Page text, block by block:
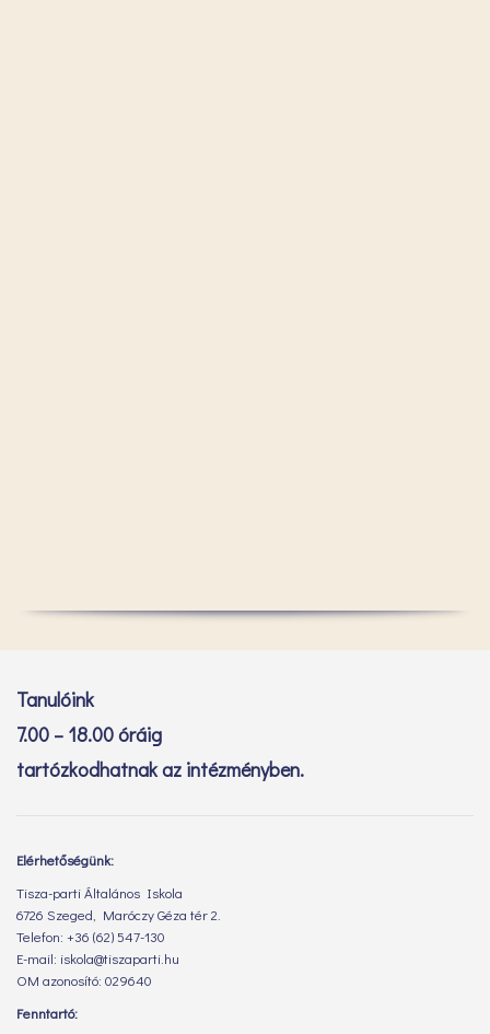
Tanulóink
7.00 – 18.00 óráig
tartózkodhatnak az intézményben.
Elérhetőségünk:
Tisza-parti Általános Iskola
6726 Szeged, Maróczy Géza tér 2.
Telefon: +36 (62) 547-130
E-mail: iskola@tiszaparti.hu
OM azonosító: 029640
Fenntartó: